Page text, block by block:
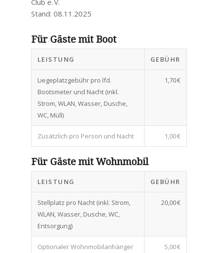
Stand: 08.11.2025
Für Gäste mit Boot
LEISTUNG GEBÜHR
Liegeplatzgebühr pro lfd.
Bootsmeter und Nacht (inkl.
Strom, WLAN, Wasser, Dusche,
WC, Müll)
1,70 €
Zusätzlich pro Person und Nacht 1,00 €
Für Gäste mit Wohnmobil
LEISTUNG GEBÜHR
Stellplatz pro Nacht (inkl. Strom,
WLAN, Wasser, Dusche, WC,
Entsorgung)
20,00 €
Optionaler Wohnmobilanhänger
5,00 €